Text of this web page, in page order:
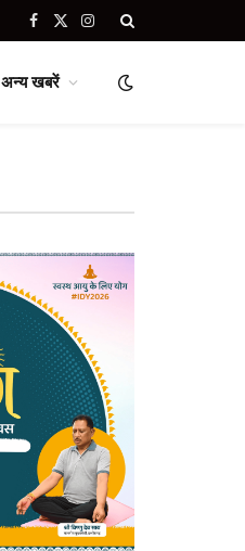
Facebook
X
Instagram
अन्य खबरें